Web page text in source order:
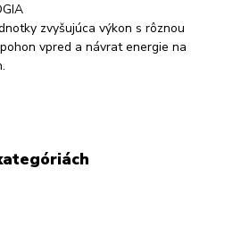
zvyšujúca výkon s rôznou
vpred a návrat energie na